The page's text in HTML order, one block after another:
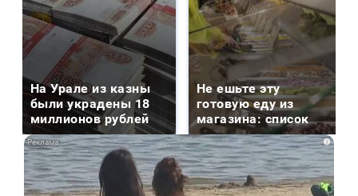
На Урале из казны
были украдены 18
миллионов рублей
Не ешьте эту
готовую еду из
магазина: список
i